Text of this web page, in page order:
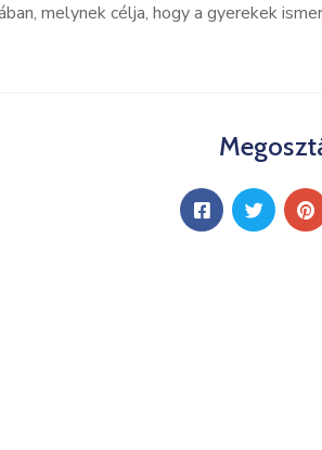
melynek célja, hogy a gyerekek